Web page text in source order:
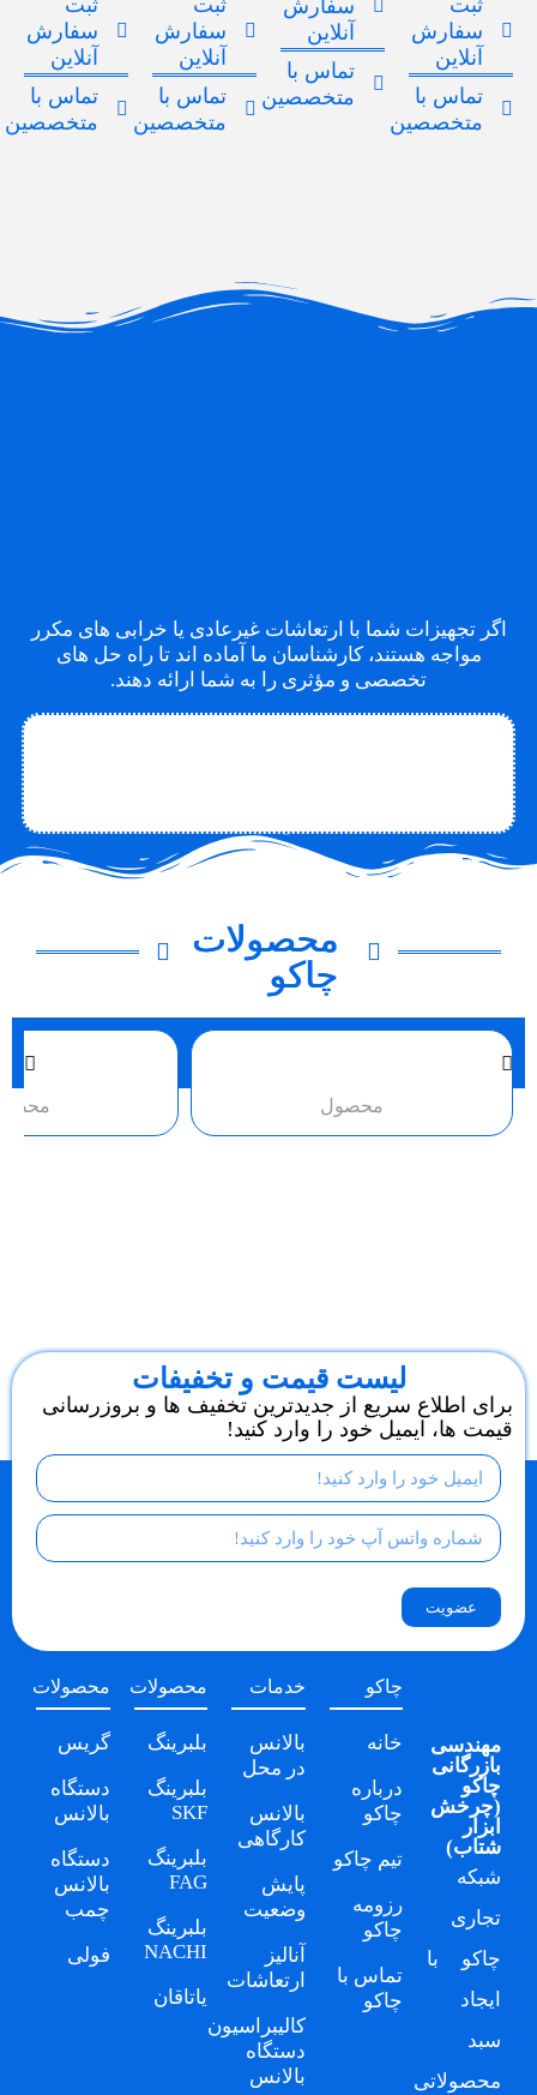
ثبت
سفارش
آنلاین
تماس با
متخصصین
سفارش
آنلاین
تماس با
متخصصین
ثبت
سفارش
آنلاین
تماس با
متخصصین
ثبت
سفارش
آنلاین
تماس با
متخصصین
اگر تجهیزات شما با ارتعاشات غیرعادی یا خرابی های مکرر
مواجه هستند، کارشناسان ما آماده اند تا راه حل های
تخصصی و مؤثری را به شما ارائه دهند.
محصولات
چاکو
محصول محصول
لیست قیمت و تخفیفات
برای اطلاع سریع از جدیدترین تخفیف ها و بروزرسانی
قیمت ها، ایمیل خود را وارد کنید!
عضویت
مهندسی
بازرگانی
چاکو
(چرخش
ابزار
شتاب)
شبکه
تجاری
چاکو با
ایجاد
سبد
محصولاتی
چاکو
خانه
درباره
چاکو
تیم چاکو
رزومه
چاکو
تماس با
چاکو
خدمات
بالانس
در محل
بالانس
کارگاهی
پایش
وضعیت
آنالیز
ارتعاشات
کالیبراسیون
دستگاه
بالانس
محصولات
بلبرینگ
بلبرینگ
SKF
بلبرینگ
FAG
بلبرینگ
NACHI
یاتاقان
محصولات
گریس
دستگاه
بالانس
دستگاه
بالانس
چمب
فولی